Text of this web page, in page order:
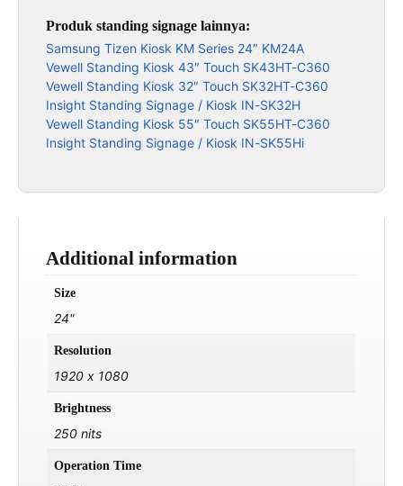
Produk standing signage lainnya:
Samsung Tizen Kiosk KM Series 24″ KM24A
Vewell Standing Kiosk 43″ Touch SK43HT-C360
Vewell Standing Kiosk 32″ Touch SK32HT-C360
Insight Standing Signage / Kiosk IN-SK32H
Vewell Standing Kiosk 55″ Touch SK55HT-C360
Insight Standing Signage / Kiosk IN-SK55Hi
Additional information
Size
24"
Resolution
1920 x 1080
Brightness
250 nits
Operation Time